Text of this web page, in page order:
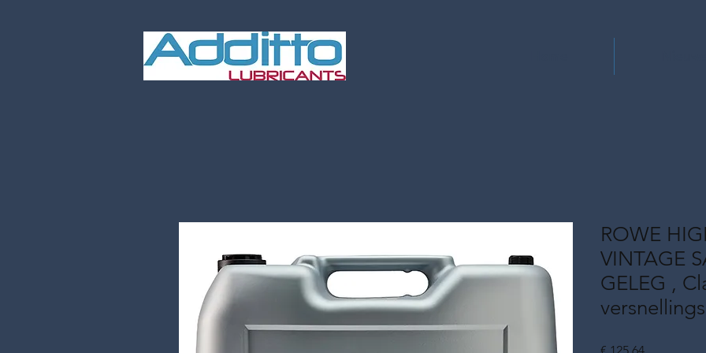
ROWE
VINTAGE
GELEG ,
Prijs